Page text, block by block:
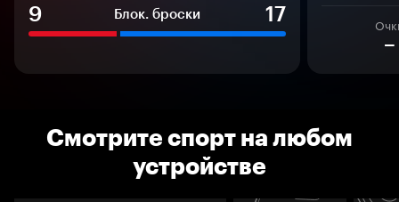
9
Блок. броски 17
–
Смотрите спорт на любом
устройстве